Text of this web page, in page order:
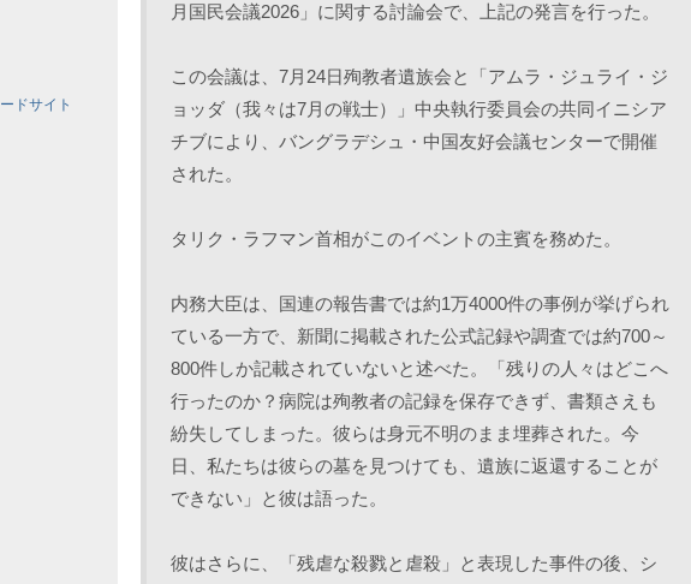
ドサイト
月国民会議2026」に関する討論会で、上記の発言を行った。
この会議は、7月24日殉教者遺族会と「アムラ・ジュライ・ジ
ョッダ（我々は7月の戦士）」中央執行委員会の共同イニシア
チブにより、バングラデシュ・中国友好会議センターで開催
された。
タリク・ラフマン首相がこのイベントの主賓を務めた。
内務大臣は、国連の報告書では約1万4000件の事例が挙げられ
ている一方で、新聞に掲載された公式記録や調査では約700～
800件しか記載されていないと述べた。「残りの人々はどこへ
行ったのか？病院は殉教者の記録を保存できず、書類さえも
紛失してしまった。彼らは身元不明のまま埋葬された。今
日、私たちは彼らの墓を見つけても、遺族に返還することが
できない」と彼は語った。
彼はさらに、「残虐な殺戮と虐殺」と表現した事件の後、シ